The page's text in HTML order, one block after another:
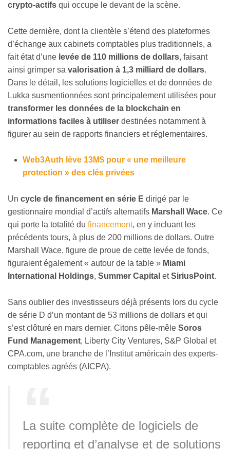
crypto-actifs qui occupe le devant de la scène.
Cette dernière, dont la clientèle s’étend des plateformes
d’échange aux cabinets comptables plus traditionnels, a
fait état d’une levée de 110 millions de dollars, faisant
ainsi grimper sa valorisation à 1,3 milliard de dollars.
Dans le détail, les solutions logicielles et de données de
Lukka susmentionnées sont principalement utilisées pour
transformer les données de la blockchain en
informations faciles à utiliser destinées notamment à
figurer au sein de rapports financiers et réglementaires.
Web3Auth lève 13M$ pour « une meilleure
protection » des clés privées
Un cycle de financement en série E dirigé par le
gestionnaire mondial d’actifs alternatifs Marshall Wace. Ce
qui porte la totalité du financement, en y incluant les
précédents tours, à plus de 200 millions de dollars. Outre
Marshall Wace, figure de proue de cette levée de fonds,
figuraient également « autour de la table » Miami
International Holdings, Summer Capital etSiriusPoint.
Sans oublier des investisseurs déjà présents lors du cycle
de série D d’un montant de 53 millions de dollars et qui
s’est clôturé en mars dernier. Citons pêle-mêle Soros
Fund Management, Liberty City Ventures, S&P Global et
CPA.com, une branche de l’Institut américain des experts-
comptables agréés (AICPA).
La suite complète de logiciels de
reporting et d’analyse et de solutions